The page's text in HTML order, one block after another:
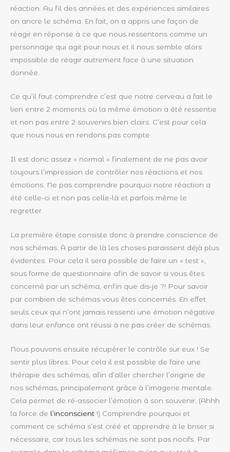
réaction. Au fil des années et des expériences similaires
on ancre le schéma. En fait, on a appris une façon de
réagir en réponse à ce que nous ressentons comme un
personnage qui agit pour nous et il nous semble alors
impossible de réagir autrement face à une situation
donnée.
Ce qu’il faut comprendre c’est que notre cerveau a fait le
lien entre 2 moments où la même émotion a été ressentie
et non pas entre 2 souvenirs bien clairs. C’est pour cela
que nous nous en rendons pas compte.
Il est donc assez « normal » finalement de ne pas avoir
toujours l’impression de contrôler nos réactions et nos
émotions. Ne pas comprendre pourquoi notre réaction a
été celle-ci et non pas celle-là et parfois même le
regretter.
La première étape consiste donc à prendre conscience de
nos schémas. À partir de là les choses paraissent déjà plus
évidentes. Pour cela il sera possible de faire un « test »,
sous forme de questionnaire afin de savoir si vous êtes
concerné par un schéma, enfin que dis-je ?! Pour savoir
par combien de schémas vous êtes concernés. En effet
seuls ceux qui n’ont jamais ressenti une émotion négative
dans leur enfance ont réussi à ne pas créer de schémas.
Nous pouvons ensuite récupérer le contrôle sur eux ! Se
sentir plus libres. Pour cela il est possible de faire une
thérapie des schémas, afin d’aller chercher l’origine de
nos schémas, principalement grâce à l’imagerie mentale.
Cela permet de ré-associer l’émotion à son souvenir. (Ahhh
la force de l’inconscient !) Comprendre pourquoi et
comment ce schéma s’est créé et apprendre à le briser si
nécessaire, car tous les schémas ne sont pas nocifs. Par